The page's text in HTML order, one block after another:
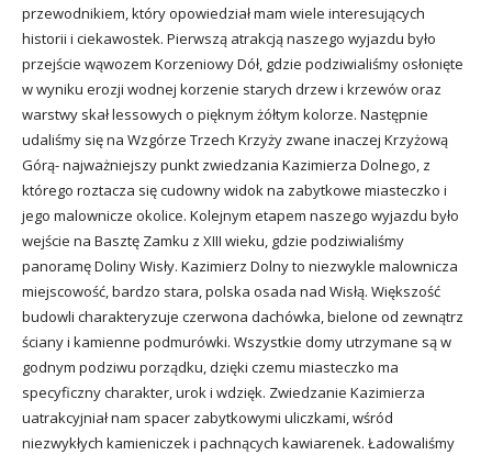
przewodnikiem, który opowiedział mam wiele interesujących
historii i ciekawostek. Pierwszą atrakcją naszego wyjazdu było
przejście wąwozem Korzeniowy Dół, gdzie podziwialiśmy osłonięte
w wyniku erozji wodnej korzenie starych drzew i krzewów oraz
warstwy skał lessowych o pięknym żółtym kolorze. Następnie
udaliśmy się na Wzgórze Trzech Krzyży zwane inaczej Krzyżową
Górą- najważniejszy punkt zwiedzania Kazimierza Dolnego, z
którego roztacza się cudowny widok na zabytkowe miasteczko i
jego malownicze okolice. Kolejnym etapem naszego wyjazdu było
wejście na Basztę Zamku z XIII wieku, gdzie podziwialiśmy
panoramę Doliny Wisły. Kazimierz Dolny to niezwykle malownicza
miejscowość, bardzo stara, polska osada nad Wisłą. Większość
budowli charakteryzuje czerwona dachówka, bielone od zewnątrz
ściany i kamienne podmurówki. Wszystkie domy utrzymane są w
godnym podziwu porządku, dzięki czemu miasteczko ma
specyficzny charakter, urok i wdzięk. Zwiedzanie Kazimierza
uatrakcyjniał nam spacer zabytkowymi uliczkami, wśród
niezwykłych kamieniczek i pachnących kawiarenek. Ładowaliśmy